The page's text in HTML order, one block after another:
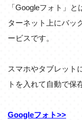
「Googleフォト」
ターネット上にバッ
ービスです。
スマホやタブレット
トを入れて自動で保
Googleフォト>>